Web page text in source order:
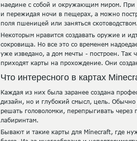
наедине с собой и окружающим миром. При
и пережидая ночи в пещерах, а можно
поля пшеницей или заняться скотоводством.
Некоторым нравится создавать оружие и
сокровища. Но все это со временем
уже изведано, а дом мечты - построен. Так
приходят карты на прохождение. Они
Что интересного в картах
Каждая из них была заранее создана
дизайн, но и глубокий смысл, цель. Обычно
решать головоломки, перепрыгивать через
лабиринтам.
Бывают и такие карты для Minecraft, где